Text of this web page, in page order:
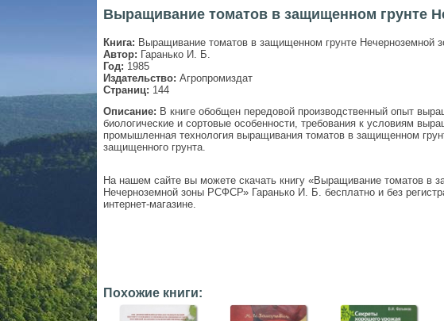
Выращивание томатов в защищенном грунте
Книга: Выращивание томатов в защищенном грунте Нечерноземной
Автор: Гаранько И. Б.
Год: 1985
Издательство: Агропромиздат
Страниц: 144
Описание: В книге обобщен передовой производственный опыт
биологические и сортовые особенности, требования к условиям
промышленная технология выращивания томатов в защищенном
защищенного грунта.
На нашем сайте вы можете скачать книгу «Выращивание томатов в
Нечерноземной зоны РСФСР» Гаранько И. Б. бесплатно и без
интернет-магазине.
Похожие книги: